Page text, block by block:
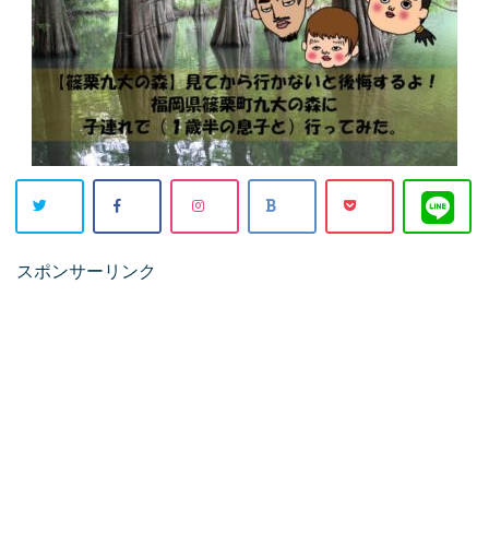
スポンサーリンク